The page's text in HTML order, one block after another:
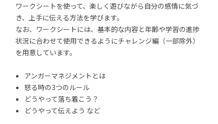
ワークシートを使って、楽しく遊びながら自分の感情に気づ
き、上手に伝える方法を学びます。
なお、ワークシートには、基本的な内容と年齢や学習の進捗
状況に合わせて使用できるようにチャレンジ編（一部除外）
を用意しています。
アンガーマネジメントとは
怒る時の3つのルール
どうやって落ち着こう？
どうやって伝えよう など